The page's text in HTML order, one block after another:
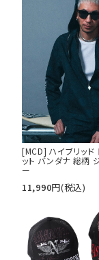
価格から探す
並び順
カテゴリ
サイズ
S
29inc
34inc
40inc
[MCD] ハイブリッド
ット バンダナ 総柄
ー
11,990円(税込)